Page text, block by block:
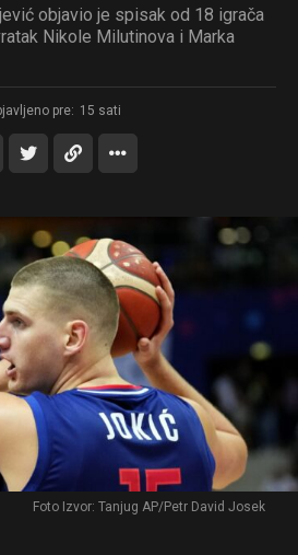
objavio je spisak od 18 igrača
Nikole Milutinova i Marka
pre: 15 sati
Foto Izvor: Tanjug AP/Petr David Josek